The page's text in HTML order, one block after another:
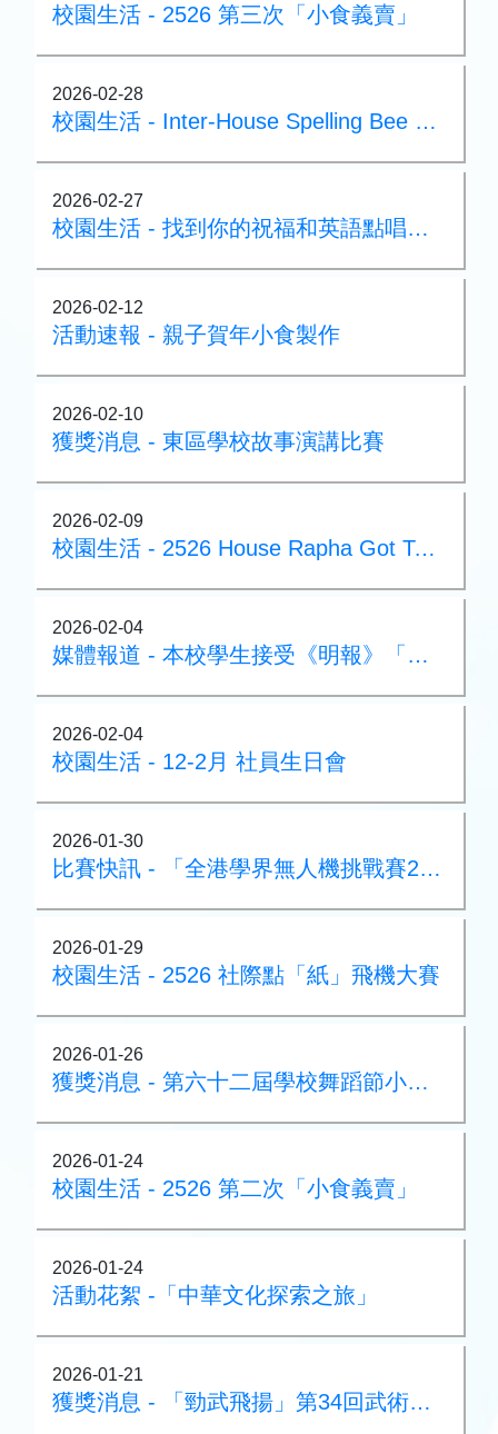
校園生活 - 2526 第三次「小食義賣」
2026-02-28
校園生活 - Inter-House Spelling Bee Competition@English_Week
2026-02-27
校園生活 - 找到你的祝福和英語點唱機@English_Week
2026-02-12
活動速報 - 親子賀年小食製作
2026-02-10
獲獎消息 - 東區學校故事演講比賽
2026-02-09
校園生活 - 2526 House Rapha Got Talent
2026-02-04
媒體報道 - 本校學生接受《明報》「人文小學堂」採訪
2026-02-04
校園生活 - 12-2月 社員生日會
2026-01-30
比賽快訊 - 「全港學界無人機挑戰賽2026」
2026-01-29
校園生活 - 2526 社際點「紙」飛機大賽
2026-01-26
獲獎消息 - 第六十二屆學校舞蹈節小學高組甲級獎
2026-01-24
校園生活 - 2526 第二次「小食義賣」
2026-01-24
活動花絮 -「中華文化探索之旅」
2026-01-21
獲獎消息 - 「勁武飛揚」第34回武術邀請賽